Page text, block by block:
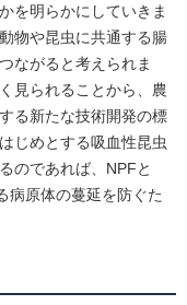
を明らかにしていきま
物や昆虫に共通する腸
ながると考えられま
見られることから、農
る新たな技術開発の標
じめとする吸血性昆虫
のであれば、NPFと
病原体の蔓延を防ぐた